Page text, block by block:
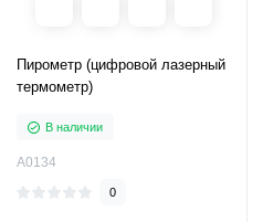
Пирометр (цифровой лазерный
термометр)
В наличии
A0134
0